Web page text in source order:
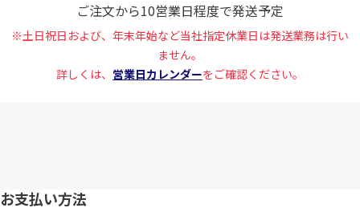
ご注文から10営業日程度で発送予定
※土日祝日および、年末年始など当社指定休業日は発送業務は行い
ません。
詳しくは、 営業日カレンダーをご確認ください。
お支払い方法